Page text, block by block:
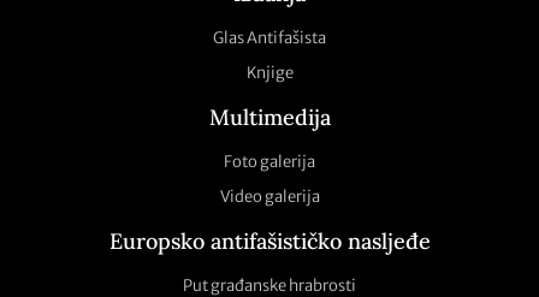
Glas Antifašista
Knjige
Multimedija
Foto galerija
Video galerija
Europsko antifašističko nasljeđe
Put građanske hrabrosti